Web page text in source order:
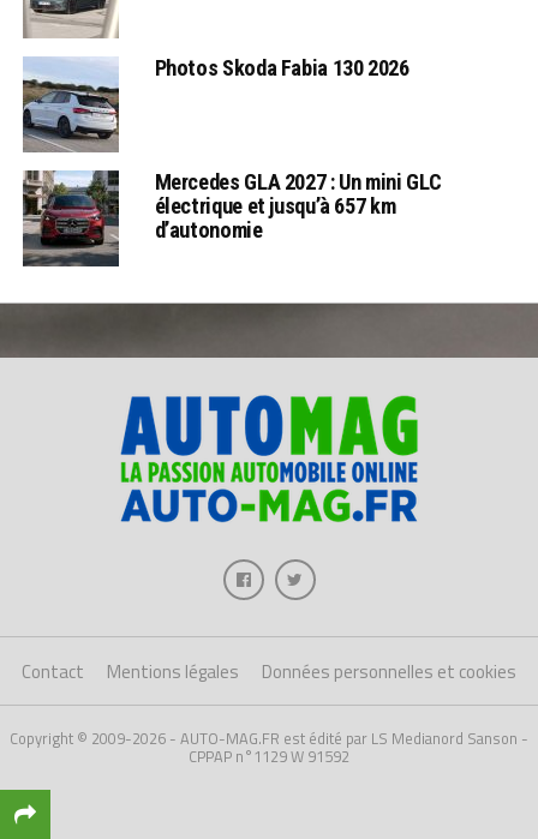
Photos Skoda Fabia 130 2026
Mercedes GLA 2027 : Un mini GLC
électrique et jusqu’à 657 km
d’autonomie
Contact Mentions légales Données personnelles et cookies
Copyright © 2009-2026 - AUTO-MAG.FR est édité par LS Medianord Sanson -
CPPAP n°1129 W 91592